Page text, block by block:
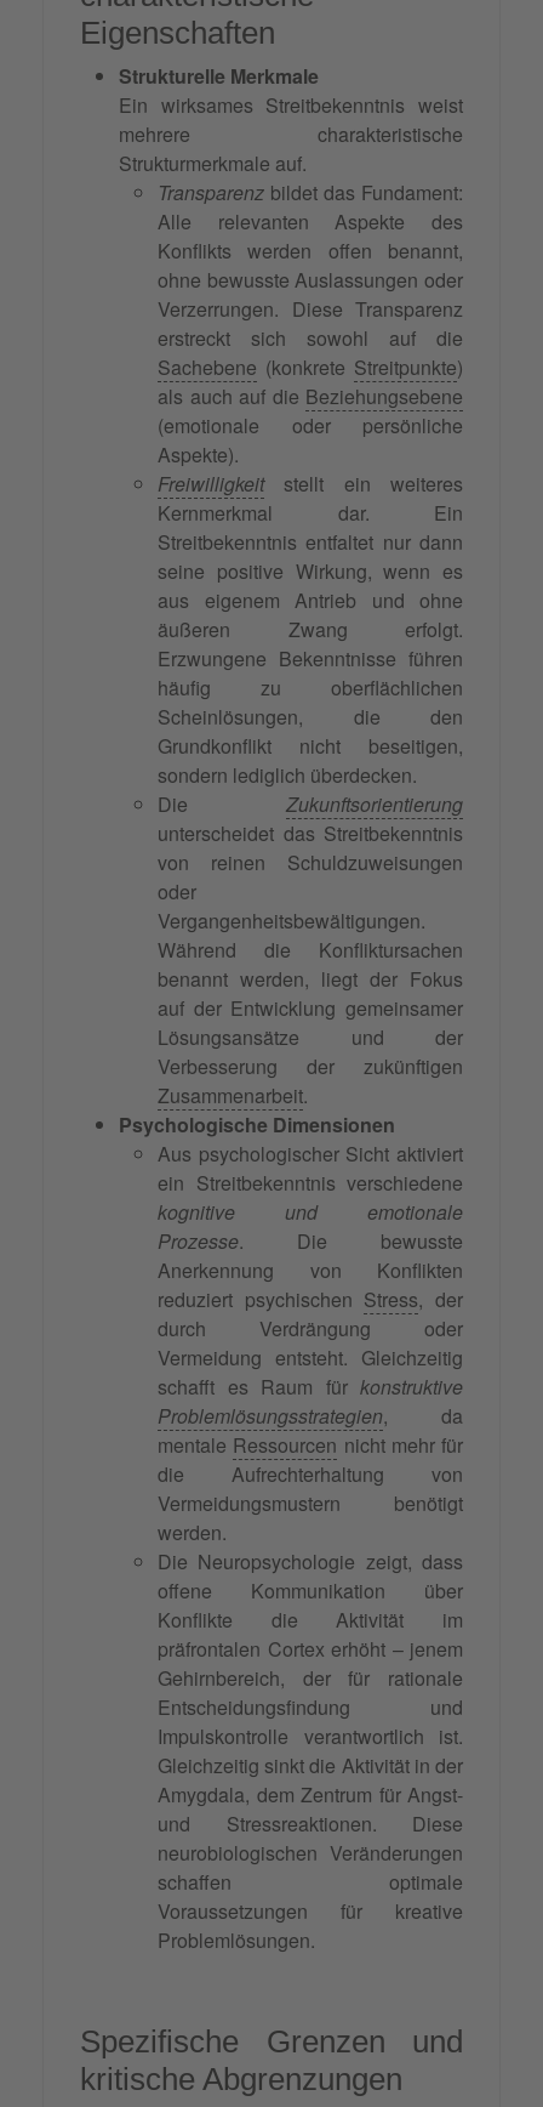
Eigenschaften
Strukturelle Merkmale
Ein wirksames Streitbekenntnis weist
mehrere charakteristische
Strukturmerkmale auf.
Transparenz bildet das Fundament:
Alle relevanten Aspekte des
Konflikts werden offen benannt,
ohne bewusste Auslassungen oder
Verzerrungen. Diese Transparenz
erstreckt sich sowohl auf die
Sachebene (konkrete Streitpunkte)
als auch auf die Beziehungsebene
(emotionale oder persönliche
Aspekte).
Freiwilligkeitstellt ein weiteres
Kernmerkmal dar. Ein
Streitbekenntnis entfaltet nur dann
seine positive Wirkung, wenn es
aus eigenem Antrieb und ohne
äußeren Zwang erfolgt.
Erzwungene Bekenntnisse führen
häufig zu oberflächlichen
Scheinlösungen, die den
Grundkonflikt nicht beseitigen,
sondern lediglich überdecken.
Die Zukunftsorientierung
unterscheidet das Streitbekenntnis
von reinen Schuldzuweisungen
oder
Vergangenheitsbewältigungen.
Während die Konfliktursachen
benannt werden, liegt der Fokus
auf der Entwicklung gemeinsamer
Lösungsansätze und der
Verbesserung der zukünftigen
Zusammenarbeit.
Psychologische Dimensionen
Aus psychologischer Sicht aktiviert
ein Streitbekenntnis verschiedene
kognitive und emotionale
Prozesse. Die bewusste
Anerkennung von Konflikten
reduziert psychischen Stress, der
durch Verdrängung oder
Vermeidung entsteht. Gleichzeitig
schafft es Raum für konstruktive
Problemlösungsstrategien, da
mentale Ressourcen nicht mehr für
die Aufrechterhaltung von
Vermeidungsmustern benötigt
werden.
Die Neuropsychologie zeigt, dass
offene Kommunikation über
Konflikte die Aktivität im
präfrontalen Cortex erhöht – jenem
Gehirnbereich, der für rationale
Entscheidungsfindung und
Impulskontrolle verantwortlich ist.
Gleichzeitig sinkt die Aktivität in der
Amygdala, dem Zentrum für Angst-
und Stressreaktionen. Diese
neurobiologischen Veränderungen
schaffen optimale
Voraussetzungen für kreative
Problemlösungen.
Spezifische Grenzen und
kritische Abgrenzungen